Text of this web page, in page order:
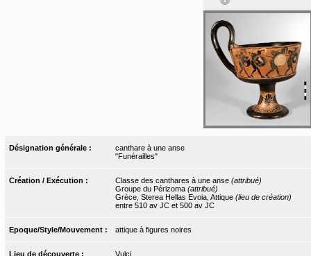
Désignation générale :
canthare à une anse
"Funérailles"
Création / Exécution : Classe des canthares à une anse (attribué)
Groupe du Périzoma (attribué)
Grèce, Sterea Hellas Evoia, Attique (lieu de création)
entre 510 av JC et 500 av JC
Epoque/Style/Mouvement : attique à figures noires
Lieu de découverte : Vulci